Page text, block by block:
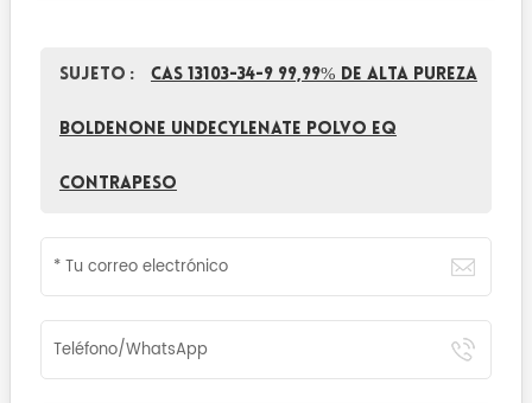
Sujeto : CAS 13103-34-9 99,99% de alta pureza
Boldenone Undecylenate polvo EQ
Contrapeso